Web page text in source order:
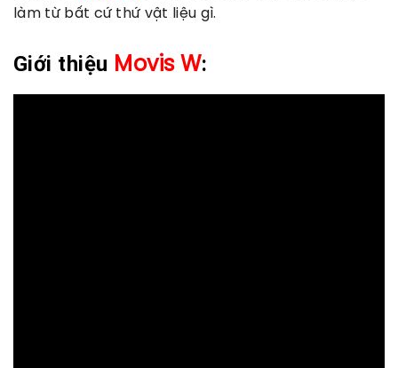
làm từ bất cứ thứ vật liệu gì.
Giới thiệu Movis W: